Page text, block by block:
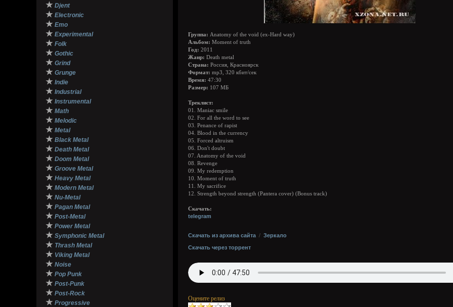
★ Djent
★ Electronic
★ Emo
★ Experimental
★ Folk
★ Gothic
★ Grind
★ Grunge
★ Indie
★ Industrial
★ Instrumental
★ Math
★ Melodic
★ Metal
★ Black Metal
★ Death Metal
★ Doom Metal
★ Groove Metal
★ Heavy Metal
★ Modern Metal
★ Nu-Metal
★ Pagan Metal
★ Post-Metal
★ Power Metal
★ Symphonic Metal
★ Thrash Metal
★ Viking Metal
★ Noise
★ Pop Punk
★ Post-Punk
★ Post-Rock
★ Progressive
Группа: Anatomy of the void (ex-Hard way)
Альбом: Moment of truth
Год: 2011
Жанр: Death metal
Страна: Россия, Красноярск
Формат: mp3, 320 кбит/сек
Время: 47:30
Размер: 107 МБ
Треклист:
01. Maniac smile
02. For all the word to see
03. Penance of rapist
04. Blood in the currency
05. Forced altruism
06. Don't doubt
07. Anatomy of the void
08. Revenge
09. My redemption
10. Moment of truth
11. My sacrifice
12. Strength beyond strength (Pantera cover) (Bonus track)
Скачать:
telegram
Скачать из архива сайта / Зеркало
Скачать через торрент
Оцените релиз